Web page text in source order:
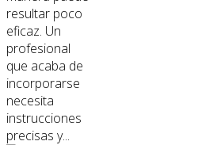
resultar poco
eficaz. Un
profesional
que acaba de
incorporarse
necesita
instrucciones
precisas y...